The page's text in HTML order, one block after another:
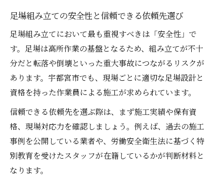
重要性
安全確保と工期短縮を実現する足場組み立
てのコツ
足場設置工事で見落としがちな注意事項と
宇都宮市特有の環境に配慮した足場組み立
てポイント
足場組み立て中の周辺住民への配慮ポイン
足場組み立ての安全性と信頼できる依頼先選び
足場組み立てにおいて最も重視すべきは「安全性」で
す。足場は高所作業の基盤となるため、組み立てが不十
分だと転落や倒壊といった重大事故につながるリスクが
あります。宇都宮市でも、現場ごとに適切な足場設計と
資格を持った作業員による施工が求められています。
信頼できる依頼先を選ぶ際は、まず施工実績や保有資
格、現場対応力を確認しましょう。例えば、過去の施工
事例を公開している業者や、労働安全衛生法に基づく特
別教育を受けたスタッフが在籍しているかが判断材料と
なります。